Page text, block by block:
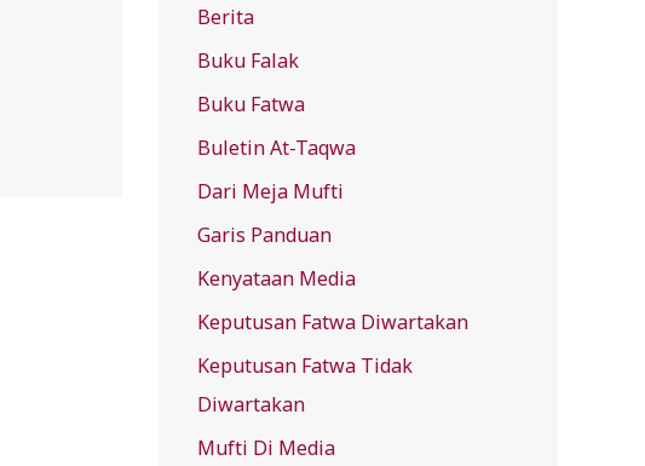
f
o
r
:
Berita
Buku Falak
Buku Fatwa
Buletin At-Taqwa
Dari Meja Mufti
Garis Panduan
Kenyataan Media
Keputusan Fatwa Diwartakan
Keputusan Fatwa Tidak
Diwartakan
Mufti Di Media